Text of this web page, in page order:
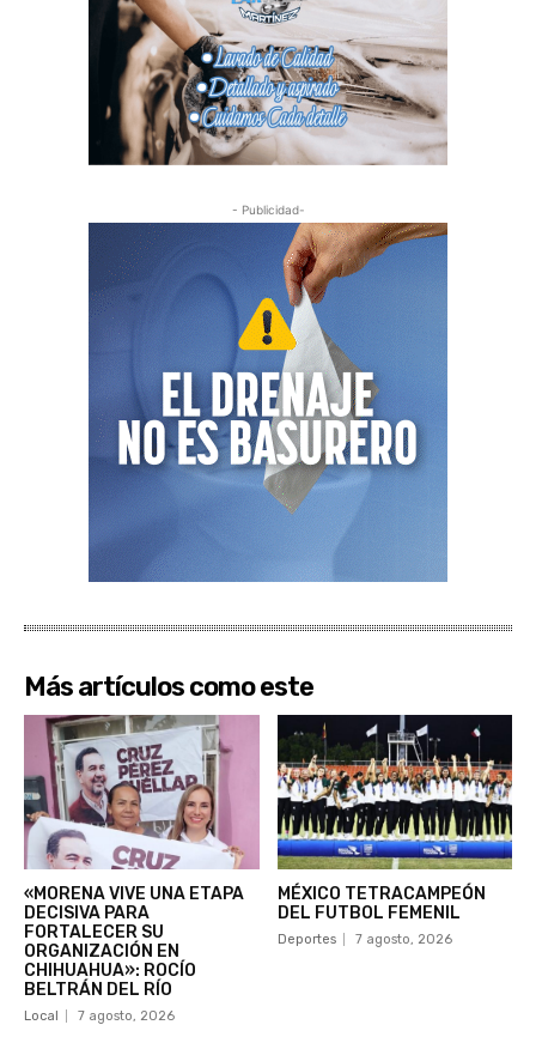
- Publicidad-
Más artículos como este
«MORENA VIVE UNA ETAPA
DECISIVA PARA
FORTALECER SU
ORGANIZACIÓN EN
CHIHUAHUA»: ROCÍO
BELTRÁN DEL RÍO
Local 7 agosto, 2026
MÉXICO TETRACAMPEÓN
DEL FUTBOL FEMENIL
Deportes 7 agosto, 2026